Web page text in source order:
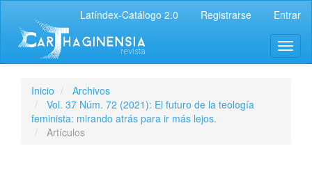
Latíndex-Catálogo 2.0 Registrarse Entrar
Inicio
Archivos
Vol. 37 Núm. 72 (2021): El futuro de la teología
feminista: mirando atrás para ir más lejos.
Artículos